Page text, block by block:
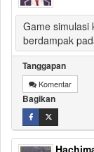
Game simulasi
berdampak
Tanggapan
Komentar
Bagikan